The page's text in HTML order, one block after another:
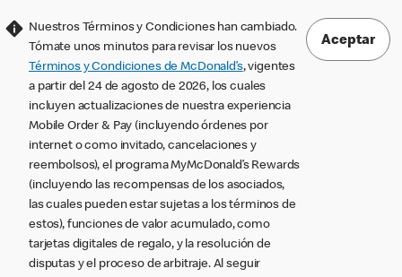
Nuestros Términos y Condiciones han cambiado.
Tómate unos minutos para revisar los nuevos
Términos y Condiciones de McDonald’s, vigentes
a partir del 24 de agosto de 2026, los cuales
incluyen actualizaciones de nuestra experiencia
Mobile Order & Pay (incluyendo órdenes por
internet o como invitado, cancelaciones y
reembolsos), el programa MyMcDonald’s Rewards
(incluyendo las recompensas de los asociados,
las cuales pueden estar sujetas a los términos de
estos), funciones de valor acumulado, como
tarjetas digitales de regalo, y la resolución de
disputas y el proceso de arbitraje. Al seguir
Aceptar